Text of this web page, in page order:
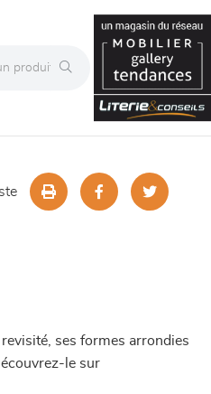
ses formes arrondies
le sur